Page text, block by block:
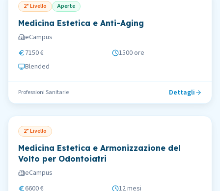
2° Livello Aperte
Medicina Estetica e Anti-Aging
eCampus
7150 €
1500 ore
Blended
Professioni Sanitarie Dettagli
2° Livello
Medicina Estetica e Armonizzazione del
Volto per Odontoiatri
eCampus
6600 €
12 mesi